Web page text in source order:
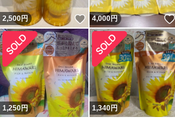
2,500円 いいね！
4,000円
1,250円 1,340円